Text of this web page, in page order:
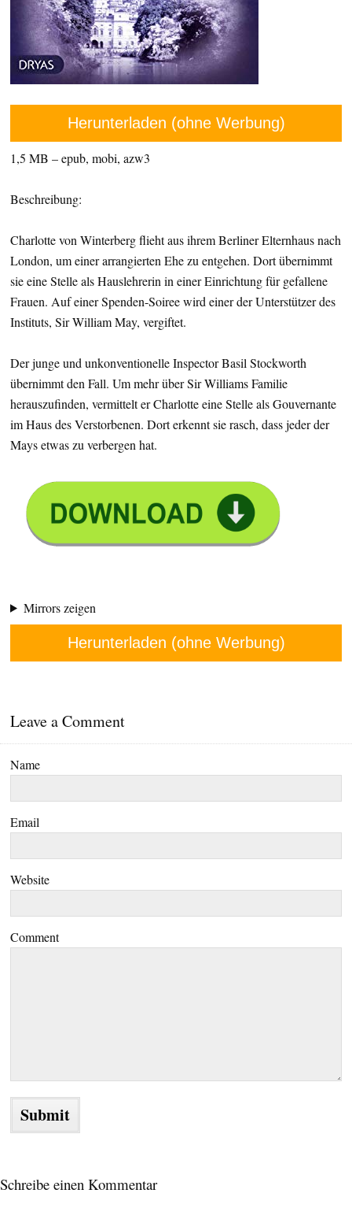
Herunterladen (ohne Werbung)
1,5 MB – epub, mobi, azw3
Beschreibung:
Charlotte von Winterberg flieht aus ihrem Berliner Elternhaus nach
London, um einer arrangierten Ehe zu entgehen. Dort übernimmt
sie eine Stelle als Hauslehrerin in einer Einrichtung für gefallene
Frauen. Auf einer Spenden-Soiree wird einer der Unterstützer des
Instituts, Sir William May, vergiftet.
Der junge und unkonventionelle Inspector Basil Stockworth
übernimmt den Fall. Um mehr über Sir Williams Familie
herauszufinden, vermittelt er Charlotte eine Stelle als Gouvernante
im Haus des Verstorbenen. Dort erkennt sie rasch, dass jeder der
Mays etwas zu verbergen hat.
Mirrors zeigen
Herunterladen (ohne Werbung)
Leave a Comment
Name
Email
Website
Comment
Schreibe einen Kommentar